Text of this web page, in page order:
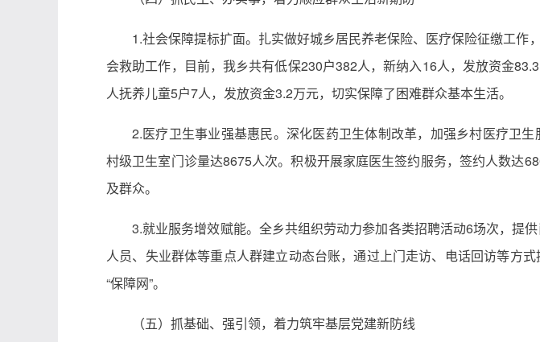
1.社会保障提标扩面。扎实做好城乡居民养老保险、医疗保险征缴工
会救助工作，目前，我乡共有低保230户382人，新纳入16人，发放资金
人抚养儿童5户7人，发放资金3.2万元，切实保障了困难群众基本生活。
2.医疗卫生事业强基惠民。深化医药卫生体制改革，加强乡村医疗卫
村级卫生室门诊量达8675人次。积极开展家庭医生签约服务，签约人数达
及群众。
3.就业服务增效赋能。全乡共组织劳动力参加各类招聘活动6场次，提
人员、失业群体等重点人群建立动态台账，通过上门走访、电话回访等方
“保障网”。
（五）抓基础、强引领，着力筑牢基层党建新防线